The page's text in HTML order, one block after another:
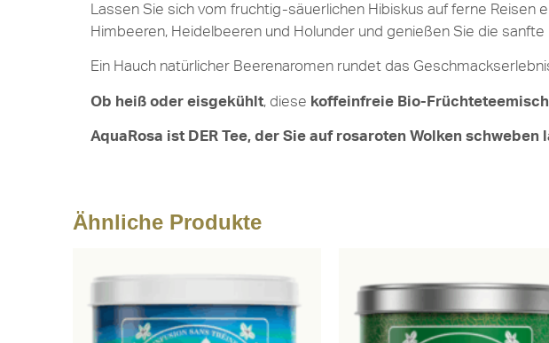
Lassen Sie sich vom fruchtig-säuerlichen Hibiskus auf ferne
Himbeeren, Heidelbeeren und Holunder und genießen Sie die
Ein Hauch natürlicher Beerenaromen rundet das
Ob heiß oder eisgekühlt, diese koffeinfreie Bio-
AquaRosa ist DER Tee, der Sie auf rosaroten Wolken schweben
Ähnliche Produkte